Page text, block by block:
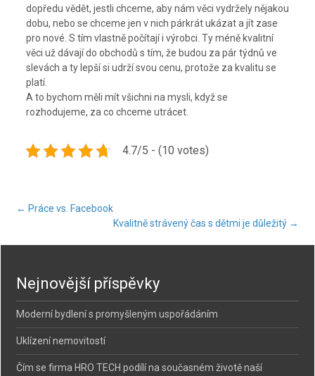
dopředu vědět, jestli chceme, aby nám věci vydržely nějakou
dobu, nebo se chceme jen v nich párkrát ukázat a jít zase
pro nové. S tím vlastně počítají i výrobci. Ty méně kvalitní
věci už dávají do obchodů s tím, že budou za pár týdnů ve
slevách a ty lepší si udrží svou cenu, protože za kvalitu se
platí.
A to bychom měli mít všichni na mysli, když se
rozhodujeme, za co chceme utrácet.
4.7/5 - (10 votes)
Post
navigation
← Práce vs. Facebook
Kvalitně strávený čas s dětmi je důležitý →
Nejnovější příspěvky
Moderní bydlení s promyšleným uspořádáním
Uklízení nemovitostí
Čím se firma HRO TECH podílí na současném životě naší